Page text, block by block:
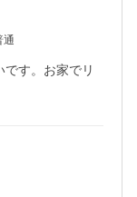
通
す。お家でリ